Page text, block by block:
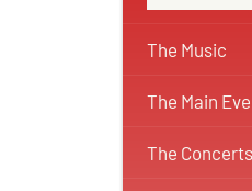
The Music
The Main
The Concerts